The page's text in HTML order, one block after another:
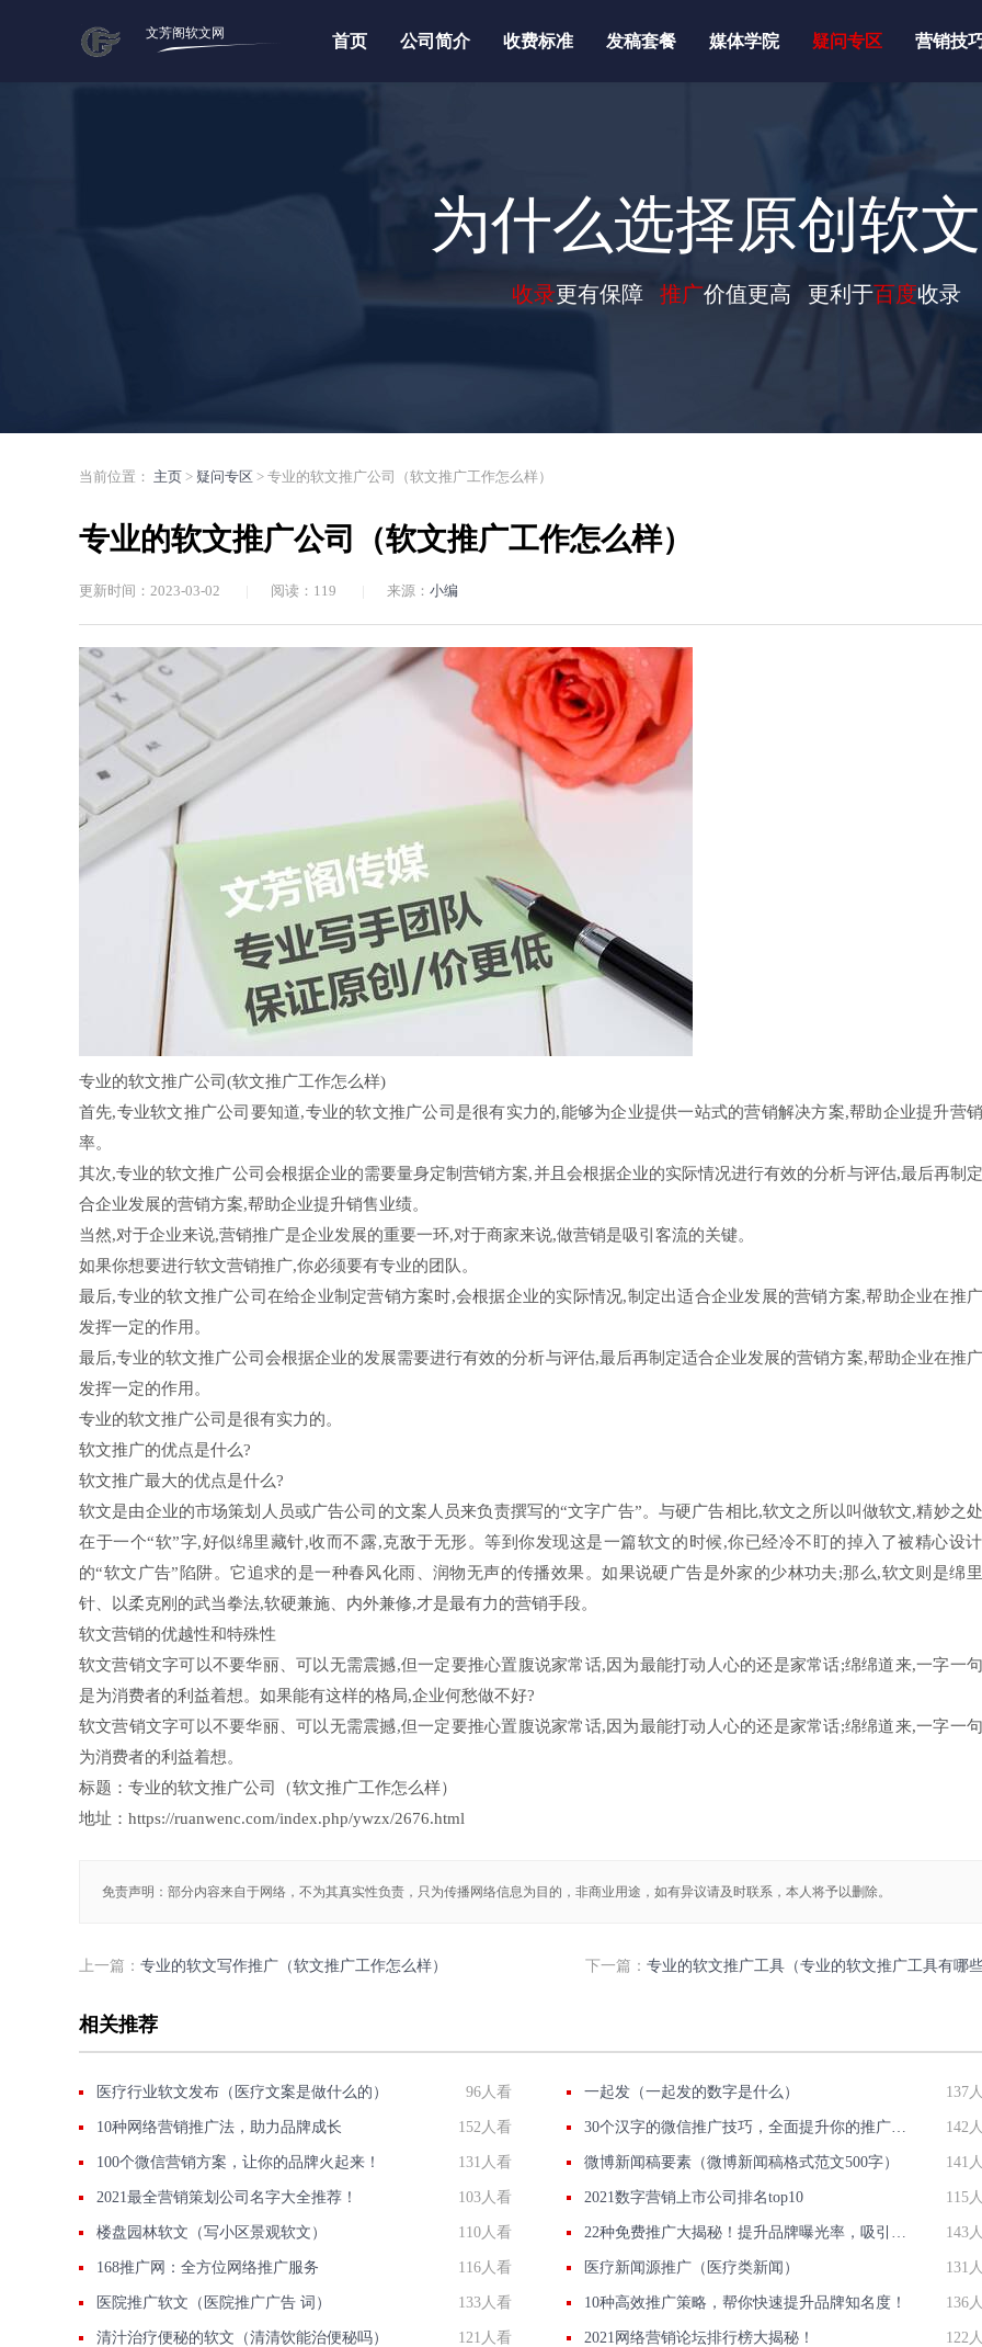
文芳阁软文网 首页 公司简介 收费标准 发稿套餐 媒体学院 疑问专区 营销技
为什么选择原创软
收录更有保障 推广价值更高 更利于百度收录
当前位置： 主页 > 疑问专区 > 专业的软文推广公司（软文推广工作怎么样）
专业的软文推广公司（软文推广工作怎么样）
更新时间：2023-03-02 阅读： 119 来源： 小编
专业的软文推广公司(软文推广工作怎么样)
首先,专业软文推广公司要知道,专业的软文推广公司是很有实力的,能够为企业提供一站式的营销解决方案,帮助企业提升营
率。
其次,专业的软文推广公司会根据企业的需要量身定制营销方案,并且会根据企业的实际情况进行有效的分析与评估,最后再制
合企业发展的营销方案,帮助企业提升销售业绩。
当然,对于企业来说,营销推广是企业发展的重要一环,对于商家来说,做营销是吸引客流的关键。
如果你想要进行软文营销推广,你必须要有专业的团队。
最后,专业的软文推广公司在给企业制定营销方案时,会根据企业的实际情况,制定出适合企业发展的营销方案,帮助企业在推
发挥一定的作用。
最后,专业的软文推广公司会根据企业的发展需要进行有效的分析与评估,最后再制定适合企业发展的营销方案,帮助企业在推
发挥一定的作用。
专业的软文推广公司是很有实力的。
软文推广的优点是什么?
软文推广最大的优点是什么?
软文是由企业的市场策划人员或广告公司的文案人员来负责撰写的“文字广告”。与硬广告相比,软文之所以叫做软文,精妙之
在于一个“软”字,好似绵里藏针,收而不露,克敌于无形。等到你发现这是一篇软文的时候,你已经冷不盯的掉入了被精心设
的“软文广告”陷阱。它追求的是一种春风化雨、润物无声的传播效果。如果说硬广告是外家的少林功夫;那么,软文则是绵
针、以柔克刚的武当拳法,软硬兼施、内外兼修,才是最有力的营销手段。
软文营销的优越性和特殊性
软文营销文字可以不要华丽、可以无需震撼,但一定要推心置腹说家常话,因为最能打动人心的还是家常话;绵绵道来,一字一
是为消费者的利益着想。如果能有这样的格局,企业何愁做不好?
软文营销文字可以不要华丽、可以无需震撼,但一定要推心置腹说家常话,因为最能打动人心的还是家常话;绵绵道来,一字一
为消费者的利益着想。
标题：专业的软文推广公司（软文推广工作怎么样）
地址：https://ruanwenc.com/index.php/ywzx/2676.html
免责声明：部分内容来自于网络，不为其真实性负责，只为传播网络信息为目的，非商业用途，如有异议请及时联系，本人将予以删除。
上一篇： 专业的软文写作推广（软文推广工作怎么样） 下一篇： 专业的软文推广工具（专业的软文推广工具有哪些
相关推荐
医疗行业软文发布（医疗文案是做什么的） 96人看 一起发（一起发的数字是什么） 137
10种网络营销推广法，助力品牌成长 152人看 30个汉字的微信推广技巧，全面提升你的推广效果！ 142
100个微信营销方案，让你的品牌火起来！ 131人看 微博新闻稿要素（微博新闻稿格式范文500字） 141
2021最全营销策划公司名字大全推荐！ 103人看 2021数字营销上市公司排名top10 115
楼盘园林软文（写小区景观软文） 110人看 22种免费推广大揭秘！提升品牌曝光率，吸引潜在客户！ 143
168推广网：全方位网络推广服务 116人看 医疗新闻源推广（医疗类新闻） 131
医院推广软文（医院推广广告 词） 133人看 10种高效推广策略，帮你快速提升品牌知名度！ 136
清汁治疗便秘的软文（清清饮能治便秘吗） 121人看 2021网络营销论坛排行榜大揭秘！ 122